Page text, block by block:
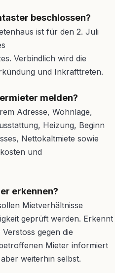
beschlossen?
ist für den 2. Juli
Verbindlich wird die
und Inkrafttreten.
melden?
Adresse, Wohnlage,
Heizung, Beginn
Nettokaltmiete sowie
und
erkennen?
Mietverhältnisse
geprüft werden. Erkennt
gegen die
Mieter informiert
weiterhin selbst.